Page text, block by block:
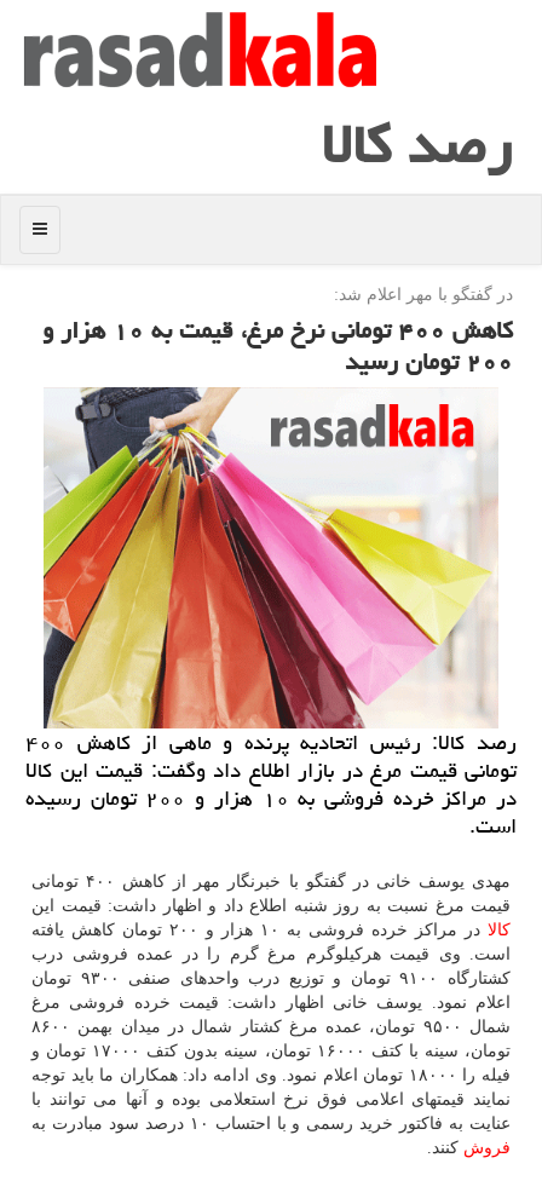
رصد كالا
منو
در گفتگو با مهر اعلام شد:
كاهش ۴۰۰ تومانی نرخ مرغ، قیمت به ۱۰ هزار و
۲۰۰ تومان رسید
رصد كالا: رئیس اتحادیه پرنده و ماهی از كاهش ۴۰۰
تومانی قیمت مرغ در بازار اطلاع داد وگفت: قیمت این كالا
در مراكز خرده فروشی به ۱۰ هزار و ۲۰۰ تومان رسیده
است.
مهدی یوسف خانی در گفتگو با خبرنگار مهر از كاهش ۴۰۰ تومانی
قیمت مرغ نسبت به روز شنبه اطلاع داد و اظهار داشت: قیمت این
كالا
در مراكز خرده فروشی به ۱۰ هزار و ۲۰۰ تومان كاهش یافته
است. وی قیمت هركیلوگرم مرغ گرم را در عمده فروشی درب
كشتارگاه ۹۱۰۰ تومان و توزیع درب واحدهای صنفی ۹۳۰۰ تومان
اعلام نمود. یوسف خانی اظهار داشت: قیمت خرده فروشی مرغ
شمال ۹۵۰۰ تومان، عمده مرغ كشتار شمال در میدان بهمن ۸۶۰۰
تومان، سینه با كتف ۱۶۰۰۰ تومان، سینه بدون كتف ۱۷۰۰۰ تومان و
فیله را ۱۸۰۰۰ تومان اعلام نمود. وی ادامه داد: همكاران ما باید توجه
نمایند قیمتهای اعلامی فوق نرخ استعلامی بوده و آنها می توانند با
عنایت به فاكتور خرید رسمی و با احتساب ۱۰ درصد سود مبادرت به
فروش كنند.